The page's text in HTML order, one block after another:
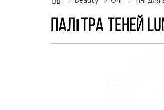
ПАЛІТРА ТЕНЕЙ